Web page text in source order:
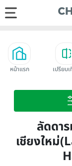
หน้าแรก เปรียบ
ลัดดา
เชียงใหม่